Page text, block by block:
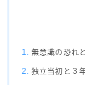
無意識の恐れ
独立当初と３